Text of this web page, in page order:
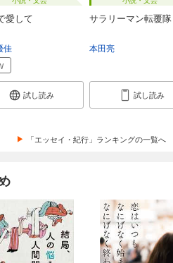
愛して
佳
試し読み
サラリーマン転覆隊
本田亮
試し読み
「エッセイ・紀行」ランキングの一覧へ